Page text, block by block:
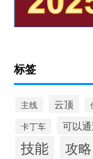
标签
主线 云顶
卡丁车 可以
技能 攻略